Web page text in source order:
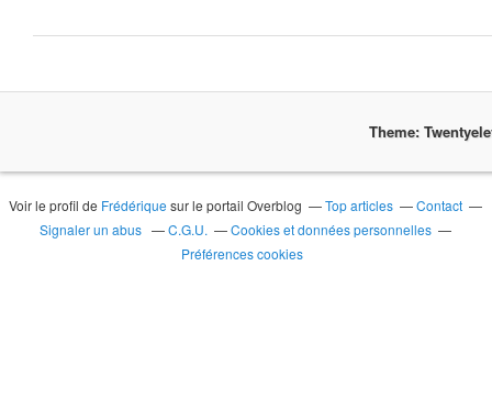
Theme:
Voir le profil de Frédérique sur le portail Overblog Top articles
Contact
Signaler un abus
C.G.U.
Cookies et données personnelles
Préférences cookies